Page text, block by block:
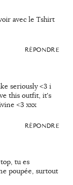
avec le Tshirt
RÉPONDRE
seriously <3 i
this outfit, it's
<3 xxx
RÉPONDRE
tu es
poupée, surtout